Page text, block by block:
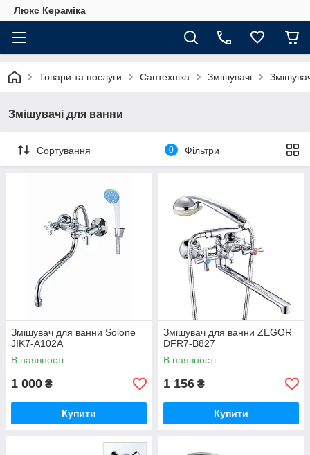
Люкс Кераміка
Товари та послуги Сантехніка Змішувачі
Змішувачі для ванни
Сортування 0 Фільтри
Змішувач для ванни Solone
JIK7-A102A
В наявності
1 000 ₴
Купити
Змішувач для ванни ZEGOR
DFR7-B827
В наявності
1 156 ₴
Купити